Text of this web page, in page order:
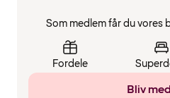
Som medlem får du vores
Fordele
Bliv